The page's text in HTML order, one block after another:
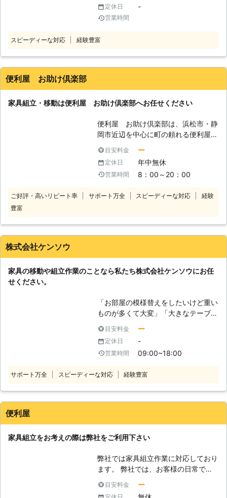
せんか。とくに一人暮らしだと家具を
ひとりで持つのは大変です。手伝って
めるということもあるかと思います。
たら重すぎて自分で作れない」 当店
て承っています。ご依頼いただけれ
ば、お客様の代わりに家具を運び組み
立て、お部屋の模様替えなどのお手伝
いをいたします。重い家具を無理に動
かそうとすると、床や壁が傷ついた
ものが壊れてしまうおそれもあるので
す。「自分では難しいかな」そう思っ
家具の吊り上げ・吊り下げも承りま
す！ 家具の移動や配置はもちろんの
り下げによって窓から搬入するお手伝
いも可能です。ベッドやソファなどの
らない」または反対に「処分したいけ
ど家から出せない」ということもあり
ます。そのような家具移動のときに
も、当店にお任せください。 ●新し
く家具を買ったけど組み立てられな
い！そんなときもお任せ 通販などで
たり、難しかったりすると一人で組み
当店にお任せください。しっかり家具
の組立の代行をおこない、使用できる
いけど、家具組立に挫折した」「すぐ
使えるようにしたいから、商品の到着
相談くださいませ。 家具の組立や家
具移動をお考えでしたら、街の便利屋
暮らしなど、人手がない状態では重た
定休日 -
営業時間
スピーディーな対応 経験豊富
便利屋 お助け倶楽部
家具組立・移動は便利屋 お助け倶楽部へお任せください
便利屋 お助け倶楽部は、浜松市・静
岡市近辺を中心に町の頼れる便利屋と
回収、引っ越し、ハウスクリーニン
グ、草刈り、家具組立などなんでも引
き受けます！ 1人ではできないこと、
い！ 【家具組立・移動】 こんなとき
いとき。 ・部屋の模様替えのため家
すること以外はどんな相談も受付いた
します！ お客様の「困ったこと」が
あれば誠心誠意お力になりたいと考え
ています。 あなたのパートナーとし
よろしくお願いいたします！
目安料金 ー
定休日 年中無休
営業時間 8：00～20：00
ご好評・高いリピート率 サポート万全 スピーディーな対応
経験
豊富
株式会社ケンソウ
家具の移動や組立作業のことなら私たち株式会社ケンソウにお任
せください。
「お部屋の模様替えをしたいけど重い
ものが多くて大変」「大きなテーブル
い」 このようなことでお悩みやお困
りのお客様はおりませんか。私たち株
式会社ケンソウでは家具の組立、移動
ださい。 経験豊富で実績豊富な熟練
決いたします。 もちろん、家具の移
対応しております。様々な面からお客
様の生活をサポートしますので、お客
様の困ったをお聞かせください。
目安料金 ー
定休日 -
営業時間 09:00~18:00
サポート万全 スピーディーな対応 経験豊富
便利屋
家具組立をお考えの際は弊社をご利用下さい
弊社では家具組立作業に対応しており
ます。 弊社では、お客様の日常での
空間になるよう、日々努めておりま
目安料金 ー